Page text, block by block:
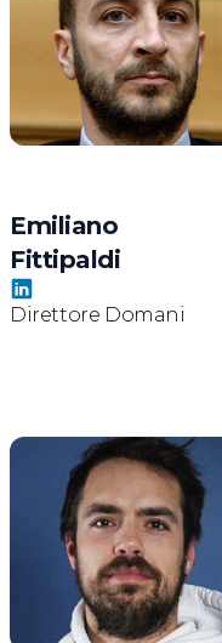
Emiliano
Fittipaldi
Direttore Domani